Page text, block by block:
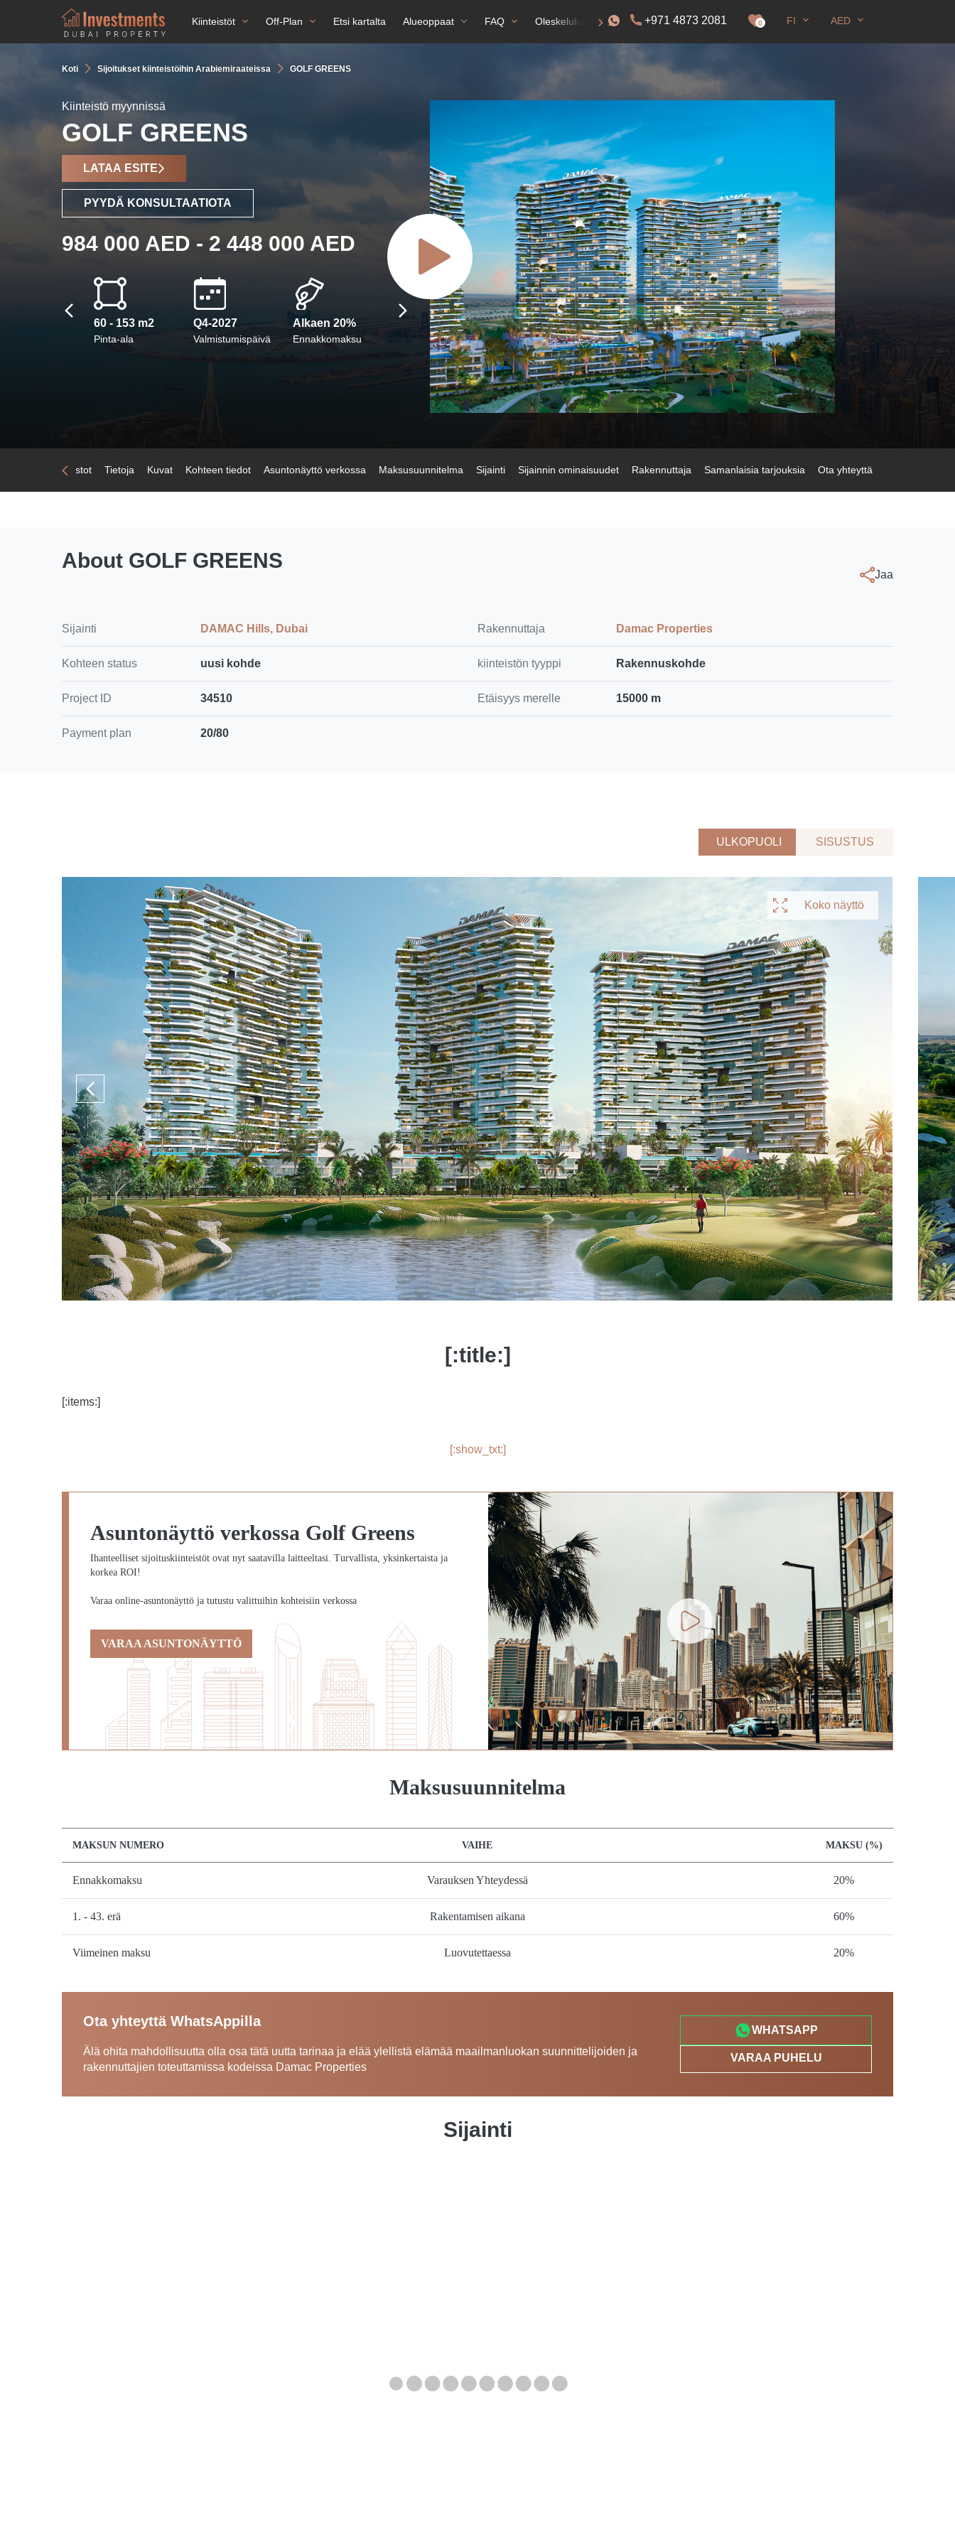
Kiinteistöt Off-Plan Etsi kartalta Alueoppaat FAQ Oleskelulupa +971 4873 2081 0 FI AED
Koti Sijoitukset kiinteistöihin Arabiemiraateissa GOLF GREENS
Kiinteistö myynnissä
GOLF GREENS
LATAA ESITE
PYYDÄ KONSULTAATIOTA
984 000 AED - 2 448 000 AED
60 - 153 m2
Pinta-ala
Q4-2027
Valmistumispäivä
Alkaen 20%
Ennakkomaksu
20% jälkeen
rakentamisen
Arvostettu
naapurusto
Huoneistot Tietoja Kuvat Kohteen tiedot Asuntonäyttö verkossa Maksusuunnitelma Sijainti Sijainnin ominaisuudet Rakennuttaja Samanlaisia tarjouksia Ota yhteyttä
About GOLF GREENS
Jaa
Sijainti DAMAC Hills, Dubai Rakennuttaja Damac Properties
Kohteen status uusi kohde kiinteistön tyyppi Rakennuskohde
Project ID 34510 Etäisyys merelle 15000 m
Payment plan 20/80
ULKOPUOLI SISUSTUS
Koko näyttö
[:title:]
[:items:]
[:show_txt:]
Asuntonäyttö verkossa Golf Greens
Ihanteelliset sijoituskiinteistöt ovat nyt saatavilla laitteeltasi. Turvallista, yksinkertaista ja
korkea ROI!
Varaa online-asuntonäyttö ja tutustu valittuihin kohteisiin verkossa
VARAA ASUNTONÄYTTÖ
Maksusuunnitelma
MAKSUN NUMERO VAIHE MAKSU (%)
Ennakkomaksu Varauksen Yhteydessä 20%
1. - 43. erä Rakentamisen aikana 60%
Viimeinen maksu Luovutettaessa 20%
Ota yhteyttä WhatsAppilla
Älä ohita mahdollisuutta olla osa tätä uutta tarinaa ja elää ylellistä elämää maailmanluokan suunnittelijoiden ja
rakennuttajien toteuttamissa kodeissa Damac Properties
WHATSAPP
VARAA PUHELU
Sijainti